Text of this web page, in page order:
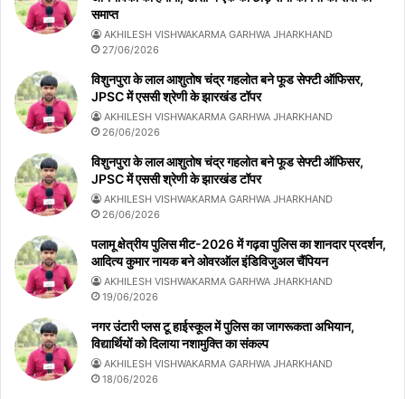
समाप्त
AKHILESH VISHWAKARMA GARHWA JHARKHAND
27/06/2026
विशुनपुरा के लाल आशुतोष चंद्र गहलोत बने फूड सेफ्टी ऑफिसर,
JPSC में एससी श्रेणी के झारखंड टॉपर
AKHILESH VISHWAKARMA GARHWA JHARKHAND
26/06/2026
विशुनपुरा के लाल आशुतोष चंद्र गहलोत बने फूड सेफ्टी ऑफिसर,
JPSC में एससी श्रेणी के झारखंड टॉपर
AKHILESH VISHWAKARMA GARHWA JHARKHAND
26/06/2026
पलामू क्षेत्रीय पुलिस मीट-2026 में गढ़वा पुलिस का शानदार प्रदर्शन,
आदित्य कुमार नायक बने ओवरऑल इंडिविजुअल चैंपियन
AKHILESH VISHWAKARMA GARHWA JHARKHAND
19/06/2026
नगर उंटारी प्लस टू हाईस्कूल में पुलिस का जागरूकता अभियान,
विद्यार्थियों को दिलाया नशामुक्ति का संकल्प
AKHILESH VISHWAKARMA GARHWA JHARKHAND
18/06/2026